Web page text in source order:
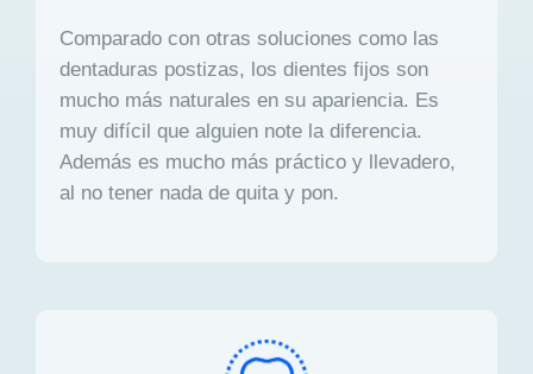
Comparado con otras soluciones como las
dentaduras postizas, los dientes fijos son
mucho más naturales en su apariencia. Es
muy difícil que alguien note la diferencia.
Además es mucho más práctico y llevadero,
al no tener nada de quita y pon.